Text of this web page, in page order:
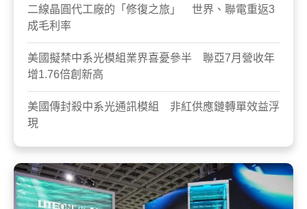
二線晶圓代工廠的「修復之旅」 世界、聯電重返3
成毛利率
美國擬禁中系光模組業界喜憂參半 聯亞7月營收年
增1.76倍創新高
美國傳封殺中系光通訊模組 非紅供應鏈轉單效益浮
現